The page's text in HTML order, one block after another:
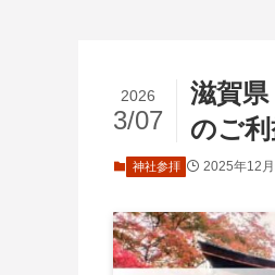
滋賀
のご
2026
3/07
神社参拝 2025年12月